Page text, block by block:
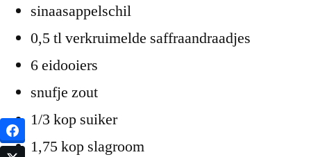
sinaasappelschil
0,5 tl verkruimelde saffraandraadjes
6 eidooiers
snufje zout
1/3 kop suiker
1,75 kop slagroom